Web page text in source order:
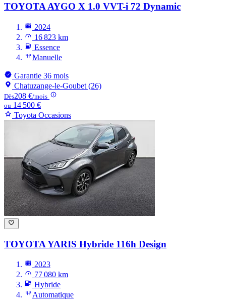
TOYOTA AYGO X 1.0 VVT-i 72 Dynamic
2024
16 823 km
Essence
Manuelle
Garantie 36 mois
Chatuzange-le-Goubet (26)
Dès208 €/mois
ou 14 500 €
Toyota Occasions
TOYOTA YARIS Hybride 116h Design
2023
77 080 km
Hybride
Automatique